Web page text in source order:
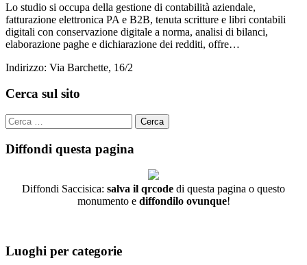
Lo studio si occupa della gestione di contabilità aziendale,
fatturazione elettronica PA e B2B, tenuta scritture e libri contabili
digitali con conservazione digitale a norma, analisi di bilanci,
elaborazione paghe e dichiarazione dei redditi, offre…
Indirizzo: Via Barchette, 16/2
Cerca sul sito
Cerca
per:
Diffondi questa pagina
Diffondi Saccisica: salva il qrcode di questa pagina o questo
monumento e diffondilo ovunque!
Luoghi per categorie